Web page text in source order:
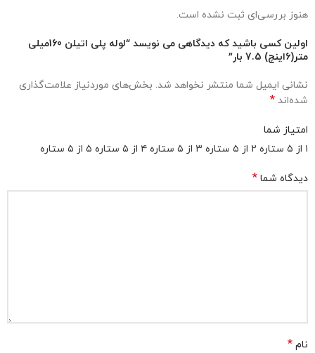
هنوز بررسی‌ای ثبت نشده است.
اولین کسی باشید که دیدگاهی می نویسد “لوله پلی اتیلن 160میلی
متر(6اینچ) 7.5 بار”
نشانی ایمیل شما منتشر نخواهد شد. بخش‌های موردنیاز علامت‌گذاری
شده‌اند *
امتیاز شما
۱ از ۵ ستاره
۲ از ۵ ستاره ۳ از ۵ ستاره ۴ از ۵ ستاره ۵ از ۵ ستاره
دیدگاه شما *
نام *